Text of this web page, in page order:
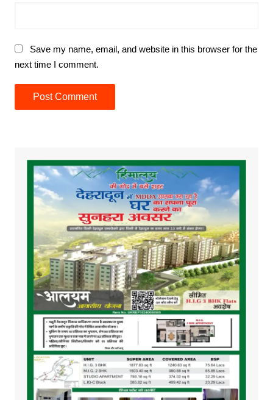
Save my name, email, and website in this browser for the
next time I comment.